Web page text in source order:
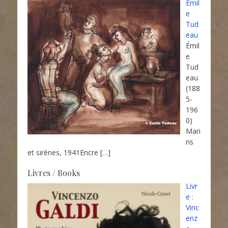
Émil
e
Tud
eau
Émil
e
Tud
eau
(188
5-
196
0)
Mari
ns
et sirènes, 1941Encre […]
Livres / Books
Livr
e :
Vinc
enz